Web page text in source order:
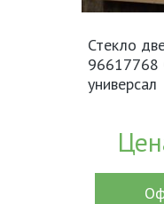
Стекло
96617768
универсал